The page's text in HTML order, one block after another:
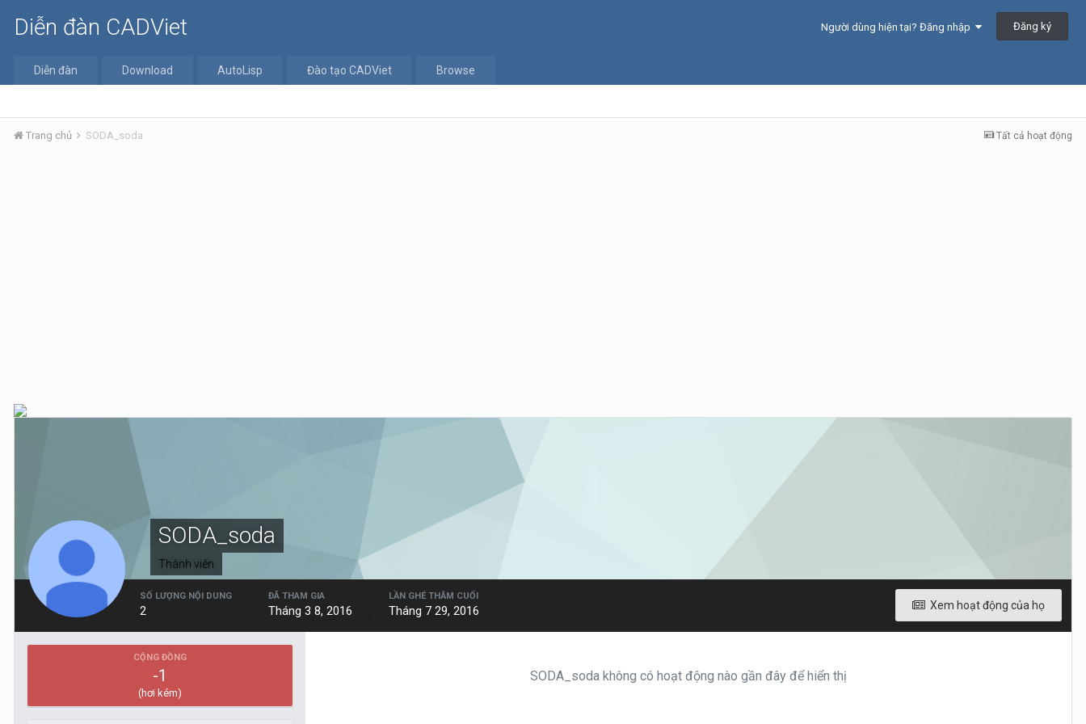
Diễn đàn CADViet Người dùng hiện tại? Đăng nhập Đăng ký
Diễn đàn Download AutoLisp Đào tạo CADViet Browse
Tất cả hoạt động
Trang chủ SODA_soda
SODA_soda
Thành viên
Xem hoạt động của họ
SỐ LƯỢNG NỘI DUNG
2
ĐÃ THAM GIA
Tháng 3 8, 2016
LẦN GHÉ THĂM CUỐI
Tháng 7 29, 2016
CỘNG ĐỒNG
-1
(hơi kém)
SODA_soda không có hoạt động nào gần đây để hiển thị